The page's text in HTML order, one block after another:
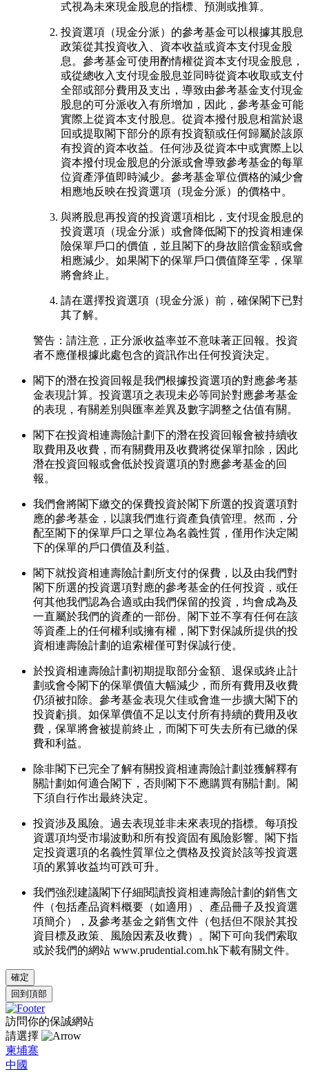
式視為未來現金股息的指標、預測或推算。
投資選項（現金分派）的參考基金可以根據其股息
政策從其投資收入、資本收益或資本支付現金股
息。參考基金可使用酌情權從資本支付現金股息，
或從總收入支付現金股息並同時從資本收取或支付
全部或部分費用及支出，導致由參考基金支付現金
股息的可分派收入有所增加，因此，參考基金可能
實際上從資本支付股息。從資本撥付股息相當於退
回或提取閣下部分的原有投資額或任何歸屬於該原
有投資的資本收益。任何涉及從資本中或實際上以
資本撥付現金股息的分派或會導致參考基金的每單
位資產淨值即時減少。參考基金單位價格的減少會
相應地反映在投資選項（現金分派）的價格中。
與將股息再投資的投資選項相比，支付現金股息的
投資選項（現金分派）或會降低閣下的投資相連保
險保單戶口的價值，並且閣下的身故賠償金額或會
相應減少。如果閣下的保單戶口價值降至零，保單
將會終止。
請在選擇投資選項（現金分派）前，確保閣下已對
其了解。
警告：請注意，正分派收益率並不意味著正回報。投資
者不應僅根據此處包含的資訊作出任何投資決定。
閣下的潛在投資回報是我們根據投資選項的對應參考基
金表現計算。投資選項之表現未必等同於對應參考基金
的表現，有關差別與匯率差異及數字調整之估值有關。
閣下在投資相連壽險計劃下的潛在投資回報會被持續收
取費用及收費，而有關費用及收費將從保單扣除，因此
潛在投資回報或會低於投資選項的對應參考基金的回
報。
我們會將閣下繳交的保費投資於閣下所選的投資選項對
應的參考基金，以讓我們進行資產負債管理。然而，分
配至閣下的保單戶口之單位為名義性質，僅用作決定閣
下的保單的戶口價值及利益。
閣下就投資相連壽險計劃所支付的保費，以及由我們對
閣下所選的投資選項對應的參考基金的任何投資，或任
何其他我們認為合適或由我們保留的投資，均會成為及
一直屬於我們的資產的一部份。閣下並不享有任何在該
等資產上的任何權利或擁有權，閣下對保誠所提供的投
資相連壽險計劃的追索權僅可對保誠行使。
於投資相連壽險計劃初期提取部分金額、退保或終止計
劃或會令閣下的保單價值大幅減少，而所有費用及收費
仍須被扣除。參考基金表現欠佳或會進一步擴大閣下的
投資虧損。如保單價值不足以支付所有持續的費用及收
費，保單將會被提前終止，而閣下可失去所有已繳的保
費和利益。
除非閣下已完全了解有關投資相連壽險計劃並獲解釋有
關計劃如何適合閣下，否則閣下不應購買有關計劃。閣
下須自行作出最終決定。
投資涉及風險。過去表現並非未來表現的指標。每項投
資選項均受市場波動和所有投資固有風險影響。閣下指
定投資選項的名義性質單位之價格及投資於該等投資選
項的累算收益均可跌可升。
我們強烈建議閣下仔細閱讀投資相連壽險計劃的銷售文
件（包括產品資料概要（如適用）、產品冊子及投資選
項簡介），及參考基金之銷售文件（包括但不限於其投
資目標及政策、風險因素及收費）。閣下可向我們索取
或於我們的網站 www.prudential.com.hk下載有關文件。
確定
回到頂部
訪問你的保誠網站
請選擇
柬埔寨
中國